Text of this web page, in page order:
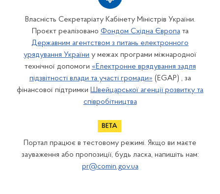
Власність Секретаріату Кабінету Міністрів України.
Проєкт реалізовано Фондом Східна Європата
Державним агентством з питань електронного
урядування України у межах програми міжнародної
технічної допомоги «Електронне врядування задля
підзвітності влади та участі громади» (EGAP) , за
фінансової підтримки Швейцарської агенції розвитку та
співробітництва
Портал працює в тестовому режимі. Якщо ви маєте
зауваження або пропозиції, будь ласка, напишіть нам:
pr@comin.gov.ua